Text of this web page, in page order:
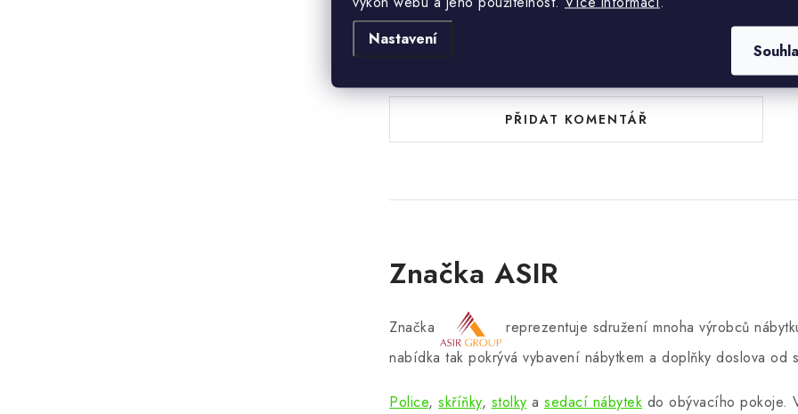
Nastavení
PŘIDAT KOMENTÁŘ
Značka ASIR
Značka
reprezentuje sdružení mnoha výrobců
nabídka tak pokrývá vybavení nábytkem a doplňky doslova od
Police, skříňky, stolky a sedací nábytek do obývacího pokoje.